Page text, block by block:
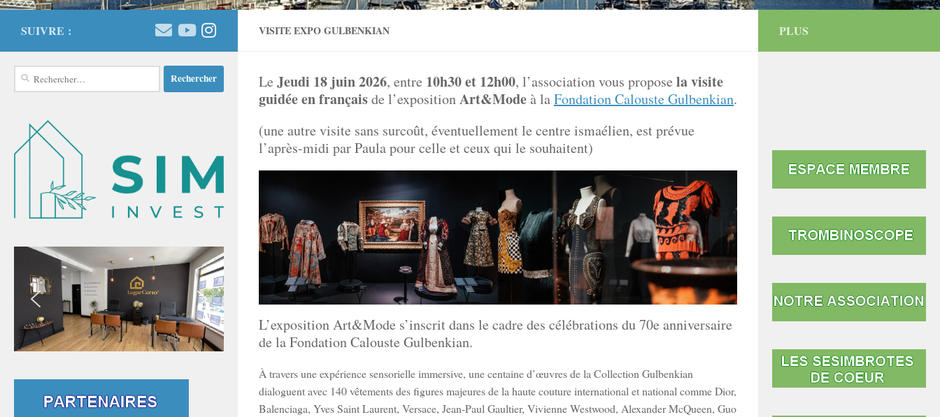
VISITE EXPO GULBENKIAN
Le Jeudi 18 juin 2026, entre 10h30 et 12h00, l’association vous propose la visite
guidée en françaisde l’expositionArt&Modeà laFondation Calouste Gulbenkian.
(une autre visite sans surcoût, éventuellement le centre ismaélien, est prévue
l’après-midi par Paula pour celle et ceux qui le souhaitent)
L’exposition Art&Mode s’inscrit dans le cadre des célébrations du 70e anniversaire
de la Fondation Calouste Gulbenkian.
À travers une expérience sensorielle immersive, une centaine d’œuvres de la Collection Gulbenkian
dialoguent avec 140 vêtements des figures majeures de la haute couture international et national comme Dior,
Balenciaga, Yves Saint Laurent, Versace, Jean-Paul Gaultier, Vivienne Westwood, Alexander McQueen, Guo
SUIVRE :
Rechercher :
PLUS